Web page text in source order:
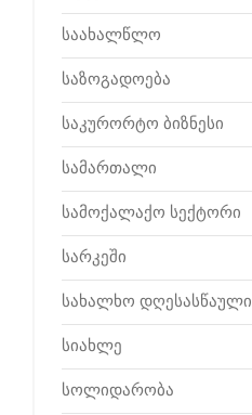
საახალწლო
საზოგადოება
საკურორტო ბიზნესი
სამართალი
სამოქალაქო სექტორი
სარკეში
სახალხო დღესასწაული
სიახლე
სოლიდარობა